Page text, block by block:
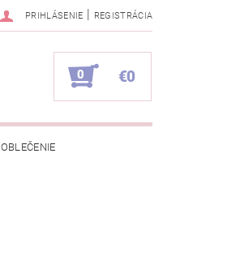
PRIHLÁSENIE | REGISTRÁCIA
0 €0
OBLEČENIE